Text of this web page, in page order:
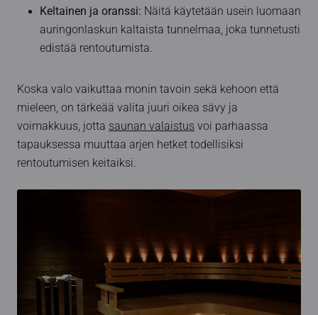
Keltainen ja oranssi: Näitä käytetään usein luomaan
auringonlaskun kaltaista tunnelmaa, joka tunnetusti
edistää rentoutumista.
Koska valo vaikuttaa monin tavoin sekä kehoon että
mieleen, on tärkeää valita juuri oikea sävy ja
voimakkuus, jotta saunan valaistus voi parhaassa
tapauksessa muuttaa arjen hetket todellisiksi
rentoutumisen keitaiksi.